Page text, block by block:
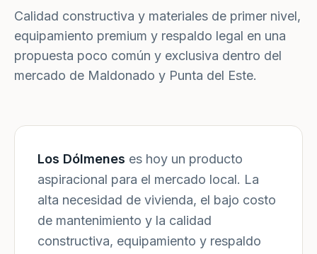
Calidad constructiva y materiales de primer nivel,
equipamiento premium y respaldo legal en una
propuesta poco común y exclusiva dentro del
mercado de Maldonado y Punta del Este.
Los Dólmenes es hoy un producto
aspiracional para el mercado local. La
alta necesidad de vivienda, el bajo costo
de mantenimiento y la calidad
constructiva, equipamiento y respaldo